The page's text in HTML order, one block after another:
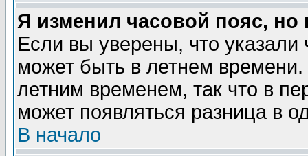
Я изменил часовой пояс,
Если вы уверены, что указали
может быть в летнем
летним временем, так что в
может появляться разница в
В начало